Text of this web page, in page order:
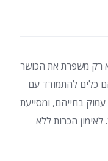
רק משפרת את הכושר
כלים להתמודד עם
עמוק בחייהם, ומסייעת
לאימון הכרות ללא